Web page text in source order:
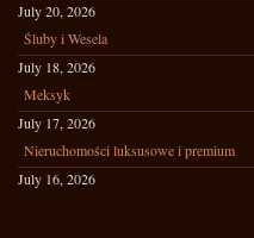
July 20, 2026
Śluby i Wesela
July 18, 2026
Meksyk
July 17, 2026
Nieruchomości luksusowe i premium
July 16, 2026